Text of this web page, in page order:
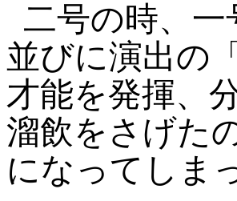
二号の時、
並びに演出の
才能を発揮、
溜飲をさげた
になってしま